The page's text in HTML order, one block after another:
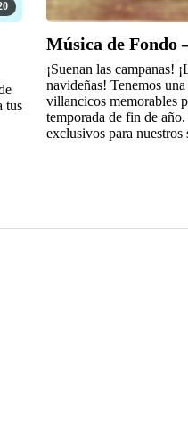
tus
Música de Fondo
¡Suenan las campanas!
navideñas! Tenemos
villancicos memorables
temporada de fin de
exclusivos para nuestros